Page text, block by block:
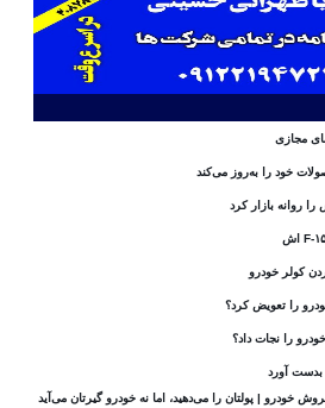
مجازی
روانه بازار کرد
کولر خودرو
را تعویض کرد؟
بدست آورد
خودرو | پولتان را می‌دهید، اما نه خودرو گیرتان می‌آید